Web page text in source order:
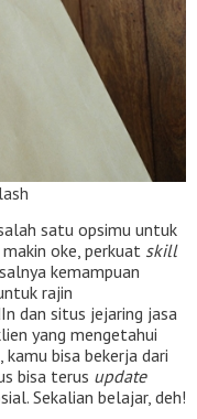
satu opsimu untuk
oke, perkuat skill
kemampuan
rajin
dan situs jejaring jasa
yang mengetahui
kamu bisa bekerja dari
bisa terus update
Sekalian belajar, deh!